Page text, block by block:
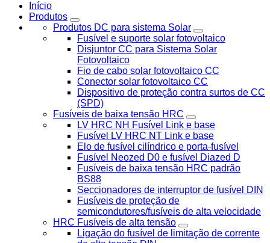
Início
Produtos
Produtos DC para sistema Solar
Fusível e suporte solar fotovoltaico
Disjuntor CC para Sistema Solar
Fotovoltaico
Fio de cabo solar fotovoltaico CC
Conector solar fotovoltaico CC
Dispositivo de proteção contra surtos de CC
(SPD)
Fusíveis de baixa tensão HRC
LV HRC NH Fusível Link e base
Fusível LV HRC NT Link e base
Elo de fusível cilíndrico e porta-fusível
Fusível Neozed D0 e fusível Diazed D
Fusíveis de baixa tensão HRC padrão
BS88
Seccionadores de interruptor de fusível DIN
Fusíveis de proteção de
semicondutores/fusíveis de alta velocidade
HRC Fusíveis de alta tensão
Ligação do fusível de limitação de corrente